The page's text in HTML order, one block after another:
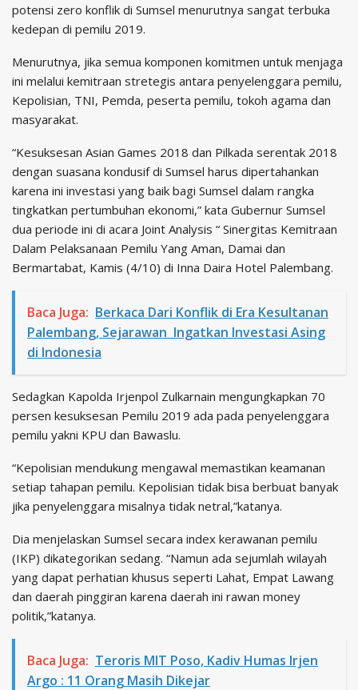
potensi zero konflik di Sumsel menurutnya sangat terbuka
kedepan di pemilu 2019.
Menurutnya, jika semua komponen komitmen untuk menjaga
ini melalui kemitraan stretegis antara penyelenggara pemilu,
Kepolisian, TNI, Pemda, peserta pemilu, tokoh agama dan
masyarakat.
“Kesuksesan Asian Games 2018 dan Pilkada serentak 2018
dengan suasana kondusif di Sumsel harus dipertahankan
karena ini investasi yang baik bagi Sumsel dalam rangka
tingkatkan pertumbuhan ekonomi,” kata Gubernur Sumsel
dua periode ini di acara Joint Analysis “ Sinergitas Kemitraan
Dalam Pelaksanaan Pemilu Yang Aman, Damai dan
Bermartabat, Kamis (4/10) di Inna Daira Hotel Palembang.
Baca Juga: Berkaca Dari Konflik di Era Kesultanan
Palembang, Sejarawan Ingatkan Investasi Asing
di Indonesia
Sedagkan Kapolda Irjenpol Zulkarnain mengungkapkan 70
persen kesuksesan Pemilu 2019 ada pada penyelenggara
pemilu yakni KPU dan Bawaslu.
“Kepolisian mendukung mengawal memastikan keamanan
setiap tahapan pemilu. Kepolisian tidak bisa berbuat banyak
jika penyelenggara misalnya tidak netral,”katanya.
Dia menjelaskan Sumsel secara index kerawanan pemilu
(IKP) dikategorikan sedang. “Namun ada sejumlah wilayah
yang dapat perhatian khusus seperti Lahat, Empat Lawang
dan daerah pinggiran karena daerah ini rawan money
politik,”katanya.
Baca Juga: Teroris MIT Poso, Kadiv Humas Irjen
Argo : 11 Orang Masih Dikejar